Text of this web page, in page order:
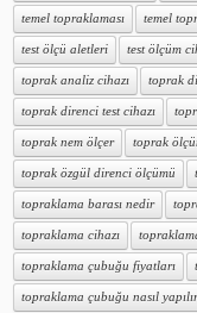
temel topraklaması temel
test ölçü aletleri test ölçüm
toprak analiz cihazı toprak
toprak direnci test cihazı
toprak nem ölçer toprak
toprak özgül direnci ölçümü
topraklama barası nedir
topraklama cihazı
topraklama çubuğu fiyatları
topraklama çubuğu nasıl yapılır